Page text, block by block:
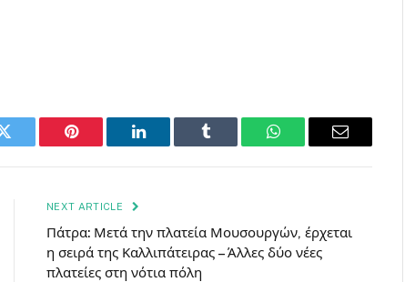
Twitter Pinterest LinkedIn Tumblr WhatsAppEmail
NEXT ARTICLE
Πάτρα: Μετά την πλατεία Μουσουργών, έρχεται
η σειρά της Καλλιπάτειρας – Άλλες δύο νέες
πλατείες στη νότια πόλη